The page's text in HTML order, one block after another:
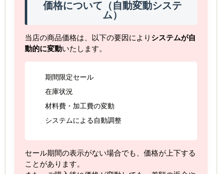
価格について（自動変動システ
ム）
当店の商品価格は、以下の要因により システムが自
動的に変動いたします。
期間限定セール
在庫状況
材料費・加工費の変動
システムによる自動調整
セール期間の表示がない場合でも、価格が上下する
ことがあります。